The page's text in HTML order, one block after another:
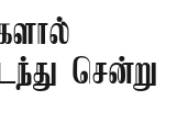
சென்று